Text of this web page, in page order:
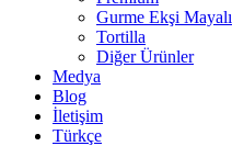
Gurme Ekşi Mayalı
Tortilla
Diğer Ürünler
Medya
Blog
İletişim
Türkçe